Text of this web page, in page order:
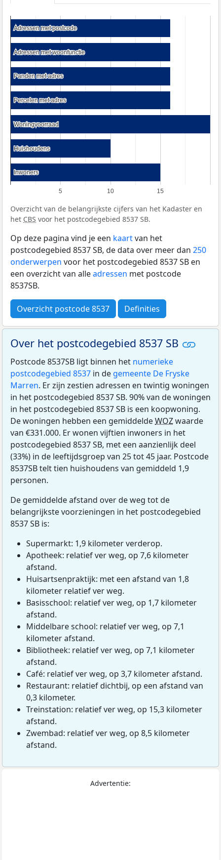
5 10 15
Adressen met postcode
Adressen met postcode
Adressen met woonfunctie
Adressen met woonfunctie
Panden met adres
Panden met adres
Percelen met adres
Percelen met adres
Woningvoorraad
Woningvoorraad
Huishoudens
Huishoudens
Inwoners
Inwoners
Overzicht van de belangrijkste cijfers van het Kadaster en
het CBS voor het postcodegebied 8537 SB.
Op deze pagina vind je een kaartvan het
postcodegebied 8537 SB, de data over meer dan 250
onderwerpen voor het postcodegebied 8537 SB en
een overzicht van alleadressen met postcode
8537SB.
Overzicht postcode 8537 Definities
Over het postcodegebied 8537 SB
Postcode 8537SB ligt binnen het numerieke
postcodegebied 8537 in de gemeente De Fryske
Marren. Er zijn zestien adressen en twintig woningen
in het postcodegebied 8537 SB. 90% van de woningen
in het postcodegebied 8537 SB is een koopwoning.
De woningen hebben een gemiddeldeWOZwaarde
van €331.000. Er wonen vijftien inwoners in het
postcodegebied 8537 SB, met een aanzienlijk deel
(33%) in de leeftijdsgroep van 25 tot 45 jaar. Postcode
8537SB telt tien huishoudens van gemiddeld 1,9
personen.
De gemiddelde afstand over de weg tot de
belangrijkste voorzieningen in het postcodegebied
8537 SB is:
Supermarkt: 1,9 kilometer verderop.
Apotheek: relatief ver weg, op 7,6 kilometer
afstand.
Huisartsenpraktijk: met een afstand van 1,8
kilometer relatief ver weg.
Basisschool: relatief ver weg, op 1,7 kilometer
afstand.
Middelbare school: relatief ver weg, op 7,1
kilometer afstand.
Bibliotheek: relatief ver weg, op 7,1 kilometer
afstand.
Café: relatief ver weg, op 3,7 kilometer afstand.
Restaurant: relatief dichtbij, op een afstand van
0,3 kilometer.
Treinstation: relatief ver weg, op 15,3 kilometer
afstand.
Zwembad: relatief ver weg, op 8,5 kilometer
afstand.
Advertentie: